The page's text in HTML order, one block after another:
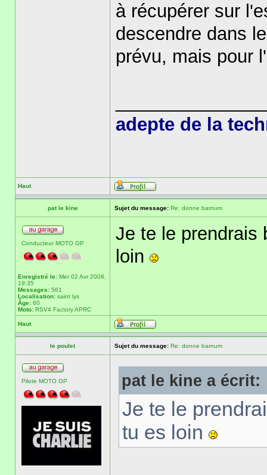
à récupérer sur
descendre dans
prévu, mais pour
adepte de la
Haut
pat le kine Sujet du message: Re: donne barnum
Conducteur MOTO GP
Enregistré le: Mer 02 Avr 2008,
19:35
Messages: 561
Localisation: saint lys
Âge: 60
Moto: RSV4 Factory APRC
Je te le prendrais
loin
Haut
le poulet Sujet du message: Re: donne barnum
Pilote MOTO GP pat le kine a écrit:
Je te le
tu es loin